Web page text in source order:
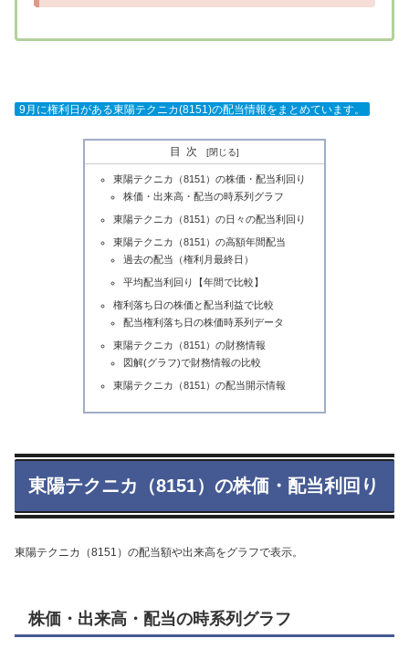
9月に権利日がある東陽テクニカ(8151)の配当情報をまとめています。
目次
東陽テクニカ（8151）の株価・配当利回り
株価・出来高・配当の時系列グラフ
東陽テクニカ（8151）の日々の配当利回り
東陽テクニカ（8151）の高額年間配当
過去の配当（権利月最終日）
平均配当利回り【年間で比較】
権利落ち日の株価と配当利益で比較
配当権利落ち日の株価時系列データ
東陽テクニカ（8151）の財務情報
図解(グラフ)で財務情報の比較
東陽テクニカ（8151）の配当開示情報
東陽テクニカ（8151）の株価・配当利回り
東陽テクニカ（8151）の配当額や出来高をグラフで表示。
株価・出来高・配当の時系列グラフ